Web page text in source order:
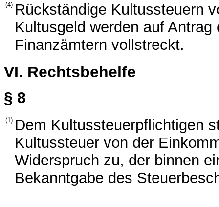
(4) Rückständige Kultussteuern
Kultusgeld werden auf
Finanzämtern vollstreckt.
VI. Rechtsbehelfe
§ 8
(1) Dem Kultussteuerpflichtigen
Kultussteuer von der
Widerspruch zu, der binnen
Bekanntgabe des